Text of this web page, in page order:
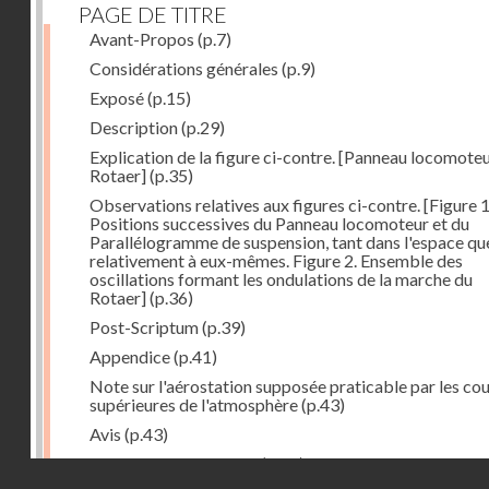
PAGE DE TITRE
Avant-Propos (p.7)
Considérations générales (p.9)
Exposé(p.15)
Description(p.29)
Explication de la figure ci-contre. [Panneau
Rotaer](p.35)
Observations relatives aux figures ci-contre. [Figure
Positions successives du Panneau locomoteur et du
Parallélogramme de suspension, tant dans l'espace
relativement à eux-mêmes. Figure 2. Ensemble des
oscillations formant les ondulations de la marche du
Rotaer](p.36)
Post-Scriptum(p.39)
Appendice(p.41)
Note sur l'aérostation supposée praticable par les
supérieures de l'atmosphère(p.43)
Avis (p.43)
Historique du système(p.44)